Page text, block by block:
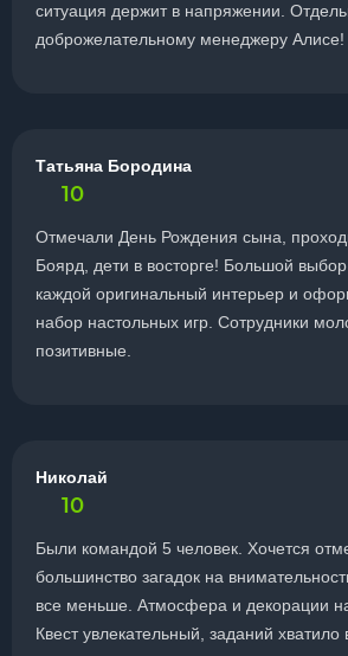
ситуация держит в напряжении.
доброжелательному менеджеру Алисе!
Татьяна Бородина
10
Отмечали День Рождения сына,
Боярд, дети в восторге! Большой выбор
каждой оригинальный интерьер и
набор настольных игр. Сотрудники
позитивные.
Николай
10
Были командой 5 человек. Хочется
большинство загадок на
все меньше. Атмосфера и декорации
Квест увлекательный, заданий хватило